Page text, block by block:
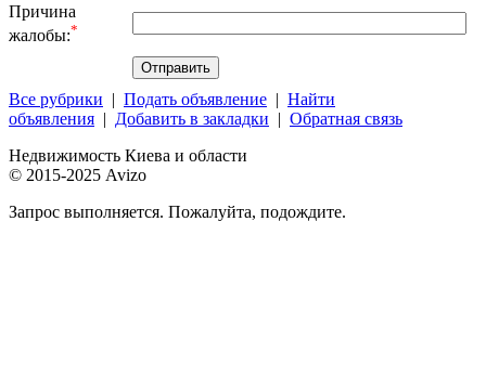
Причина
жалобы:*
Все рубрики | Подать объявление | Найти
объявления | Добавить в закладки | Обратная связь
Недвижимость Киева и области
© 2015-2025 Avizo
Запрос выполняется. Пожалуйта, подождите.